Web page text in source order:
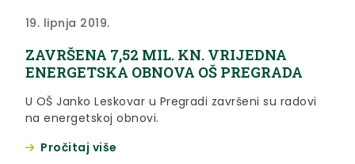
19. lipnja 2019.
ZAVRŠENA 7,52 MIL. KN. VRIJEDNA
ENERGETSKA OBNOVA OŠ PREGRADA
U OŠ Janko Leskovar u Pregradi završeni su radovi
na energetskoj obnovi.
Pročitaj više